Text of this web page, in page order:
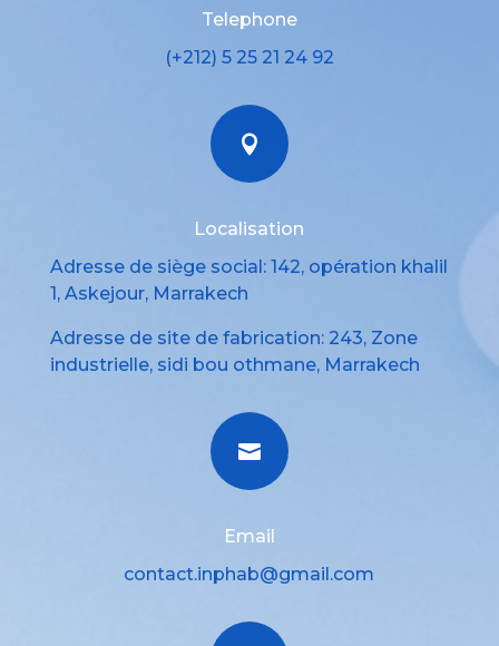
Telephone
(+212) 5 25 21 24 92

Localisation
Adresse de siège social: 142, opération khalil
1, Askejour, Marrakech
Adresse de site de fabrication: 243, Zone
industrielle, sidi bou othmane, Marrakech

Email
contact.inphab@gmail.com